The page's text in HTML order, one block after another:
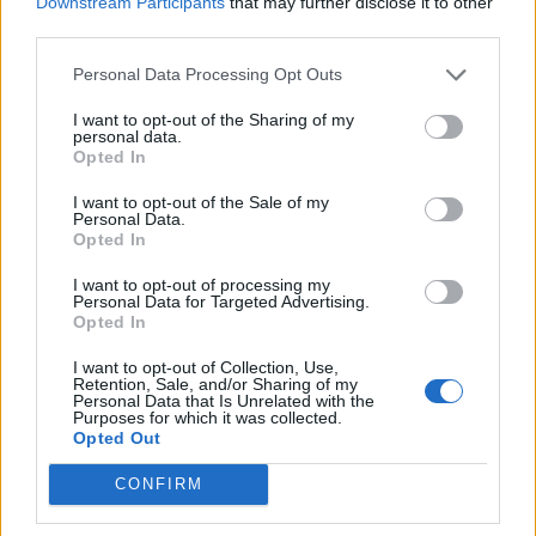
Personal Data Processing Opt Outs
I want to opt-out of the Sharing of my
personal data.
Opted In
I want to opt-out of the Sale of my
Personal Data.
Opted In
I want to opt-out of processing my
Personal Data for Targeted Advertising.
Opted In
I want to opt-out of Collection, Use,
Retention, Sale, and/or Sharing of my
Personal Data that Is Unrelated with the
Purposes for which it was collected.
Opted Out
CONFIRM
Dodaj komentarz
Komentarz
Nazwa
E-